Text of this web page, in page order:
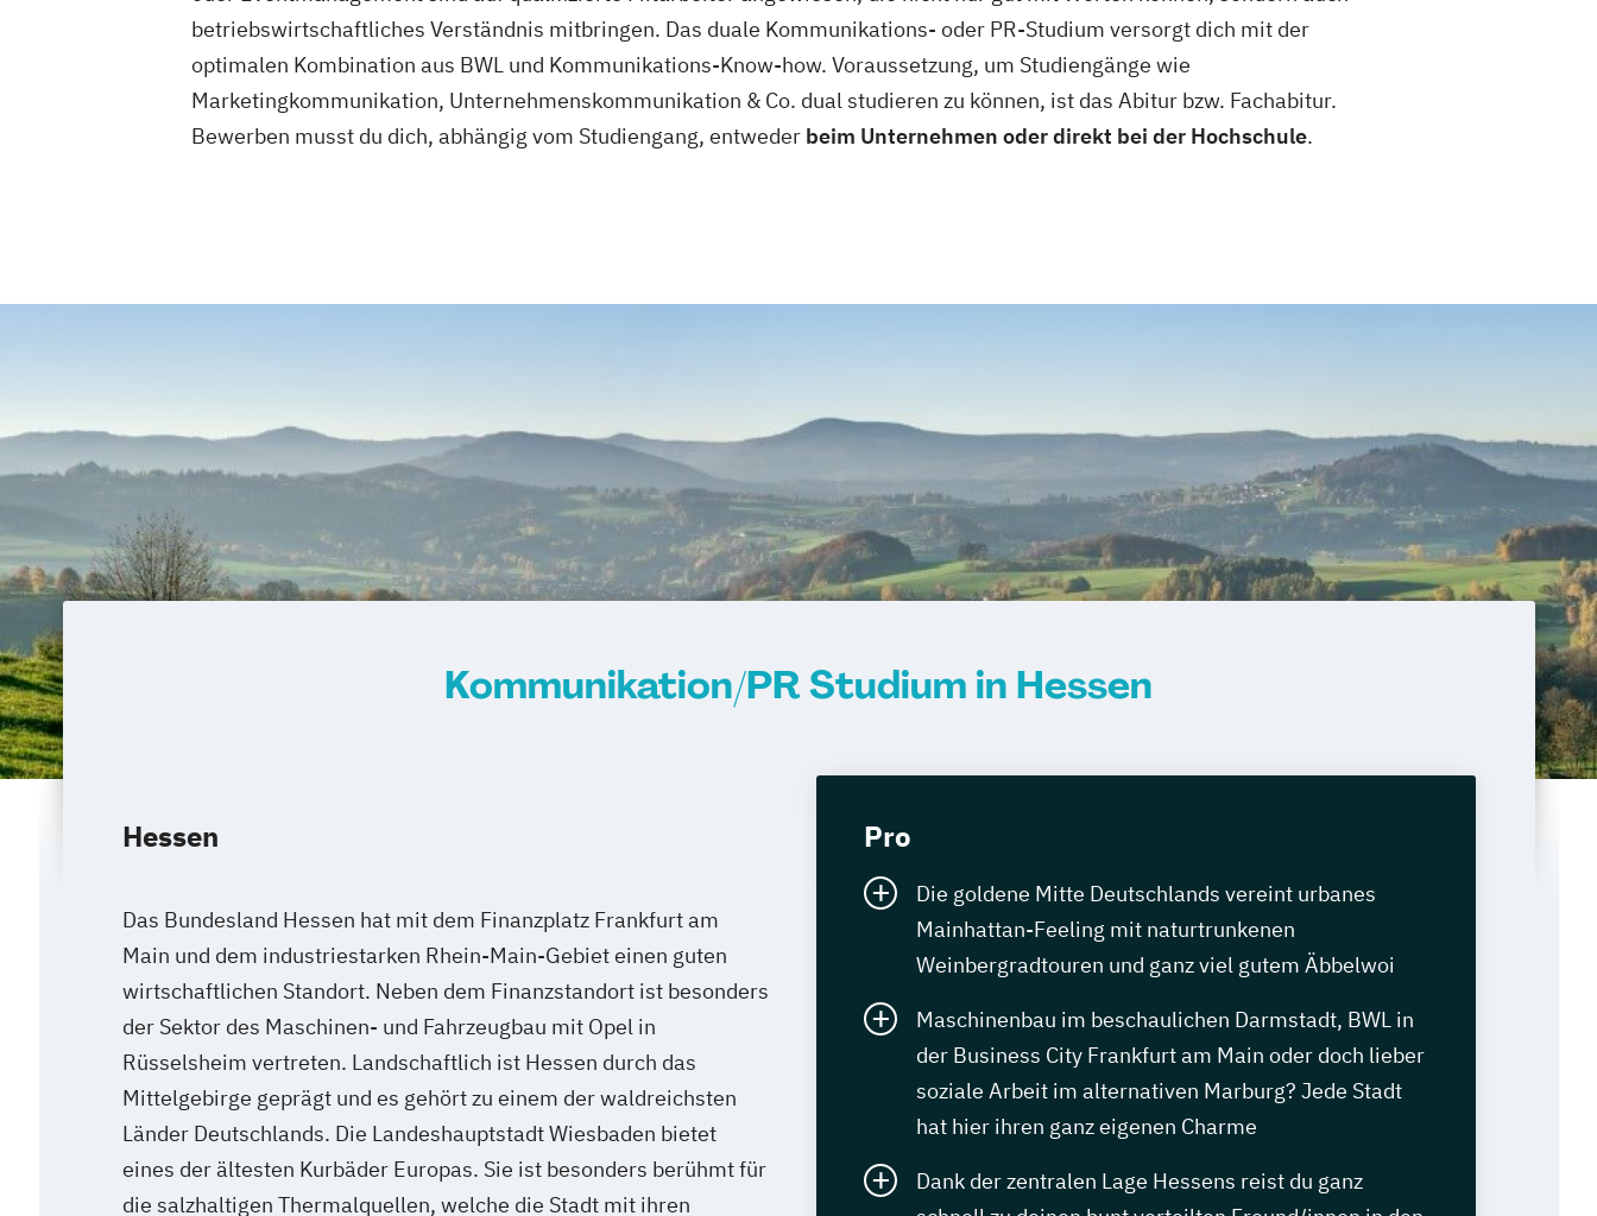
betriebswirtschaftliches Verständnis mitbringen. Das duale Kommunikations- oder PR-Studium versorgt dich mit der
optimalen Kombination aus BWL und Kommunikations-Know-how. Voraussetzung, um Studiengänge wie
Marketingkommunikation, Unternehmenskommunikation & Co. dual studieren zu können, ist das Abitur bzw. Fachabitur.
Bewerben musst du dich, abhängig vom Studiengang, entweder beim Unternehmen oder direkt bei der Hochschule.
Kommunikation/PR Studium in Hessen
Hessen
Das Bundesland Hessen hat mit dem Finanzplatz Frankfurt am
Main und dem industriestarken Rhein-Main-Gebiet einen guten
wirtschaftlichen Standort. Neben dem Finanzstandort ist besonders
der Sektor des Maschinen- und Fahrzeugbau mit Opel in
Rüsselsheim vertreten. Landschaftlich ist Hessen durch das
Mittelgebirge geprägt und es gehört zu einem der waldreichsten
Länder Deutschlands. Die Landeshauptstadt Wiesbaden bietet
eines der ältesten Kurbäder Europas. Sie ist besonders berühmt für
die salzhaltigen Thermalquellen, welche die Stadt mit ihren
Pro
Die goldene Mitte Deutschlands vereint urbanes
Mainhattan-Feeling mit naturtrunkenen
Weinbergradtouren und ganz viel gutem Äbbelwoi
Maschinenbau im beschaulichen Darmstadt, BWL in
der Business City Frankfurt am Main oder doch lieber
soziale Arbeit im alternativen Marburg? Jede Stadt
hat hier ihren ganz eigenen Charme
Dank der zentralen Lage Hessens reist du ganz